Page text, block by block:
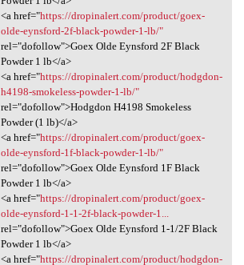
<a href="https://dropinalert.com/product/goex-
olde-eynsford-2f-black-powder-1-lb/"
rel="dofollow">Goex Olde Eynsford 2F Black
Powder 1 lb</a>
<a href="https://dropinalert.com/product/hodgdon-
h4198-smokeless-powder-1-lb/"
rel="dofollow">Hodgdon H4198 Smokeless
Powder (1 lb)</a>
<a href="https://dropinalert.com/product/goex-
olde-eynsford-1f-black-powder-1-lb/"
rel="dofollow">Goex Olde Eynsford 1F Black
Powder 1 lb</a>
<a href="https://dropinalert.com/product/goex-
olde-eynsford-1-1-2f-black-powder-1...
rel="dofollow">Goex Olde Eynsford 1-1/2F Black
Powder 1 lb</a>
<a href="https://dropinalert.com/product/hodgdon-